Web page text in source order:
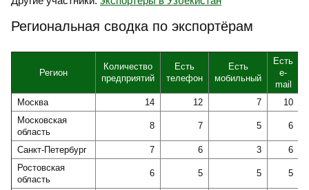
Региональная сводка по экспортёрам
Регион
Количество
предприятий
Есть
телефон
Есть
мобильный
Есть
e-
mail
Москва
14 12 7
10
Московская
область
8 7 5 6
Санкт-Петербург 7 6 3
6
Ростовская
область
6 5 5 5